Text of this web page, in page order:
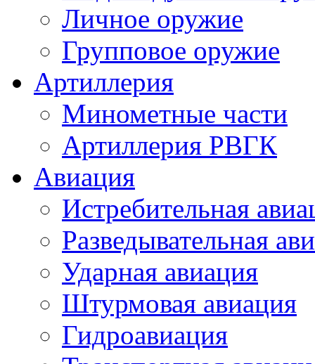
Личное оружие
Групповое оружие
Артиллерия
Минометные части
Артиллерия РВГК
Авиация
Истребительная
Разведывательная
Ударная авиация
Штурмовая авиация
Гидроавиация